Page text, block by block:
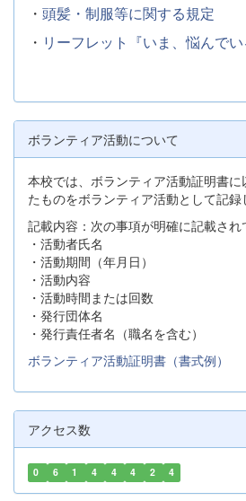
・ 頭髪・制服等に関する規定
・ リーフレット『いま、悩んでい
ボランティア活動について
本校では、ボランティア活動証明書
たものをボランティア活動として記録
記載内容：次の事項が明確に記載され
・活動者氏名
・活動期間（年月日）
・活動内容
・活動時間または回数
・発行団体名
・発行責任者名（職名を含む）
ボランティア活動証明書（書式例）
アクセス数
0 6 1 4 4 4 2 4